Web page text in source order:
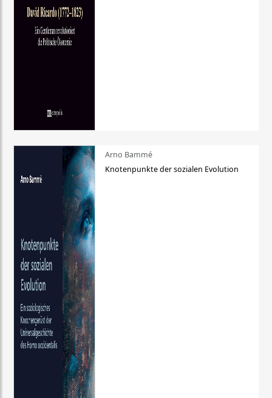
Arno Bammé
Knotenpunkte der sozialen Evolution